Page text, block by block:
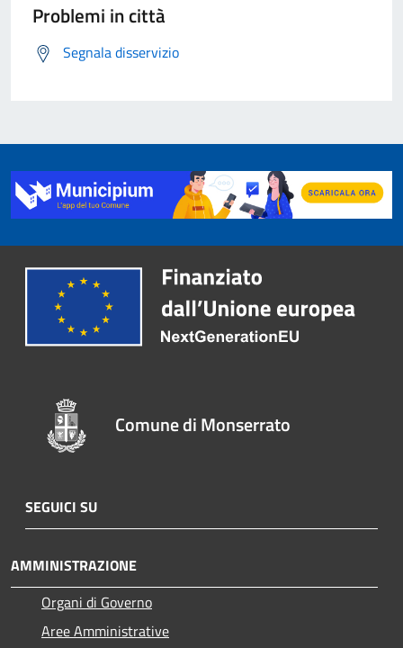
Problemi in città
Segnala disservizio
Comune di Monserrato
SEGUICI SU
AMMINISTRAZIONE
Organi di Governo
Aree Amministrative